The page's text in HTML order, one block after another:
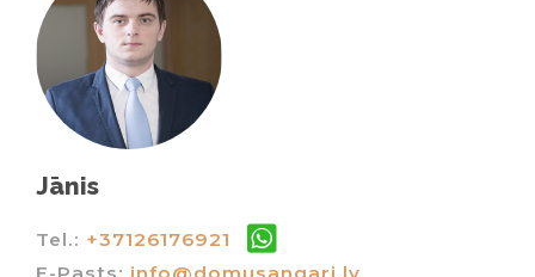
Jānis
Tel.: +37126176921